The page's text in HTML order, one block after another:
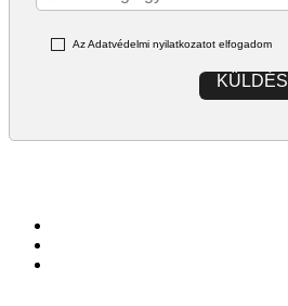
Az Adatvédelmi nyilatkozatot elfogadom
KÜLDÉS